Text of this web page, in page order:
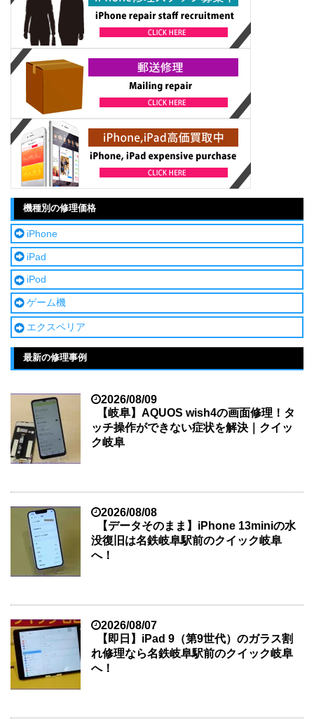
機種別の修理価格
iPhone
iPad
iPod
ゲーム機
エクスペリア
最新の修理事例
2026/08/09
【岐阜】AQUOS wish4の画面修理！タ
ッチ操作ができない症状を解決｜クイッ
ク岐阜
2026/08/08
【データそのまま】iPhone 13miniの水
没復旧は名鉄岐阜駅前のクイック岐阜
へ！
2026/08/07
【即日】iPad 9（第9世代）のガラス割
れ修理なら名鉄岐阜駅前のクイック岐阜
へ！